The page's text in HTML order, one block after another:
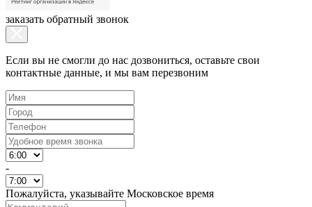
заказать обратный звонок
Если вы не смогли до нас дозвониться, оставьте свои
контактные данные, и мы вам перезвоним
-
Пожалуйста, указывайте Московское время